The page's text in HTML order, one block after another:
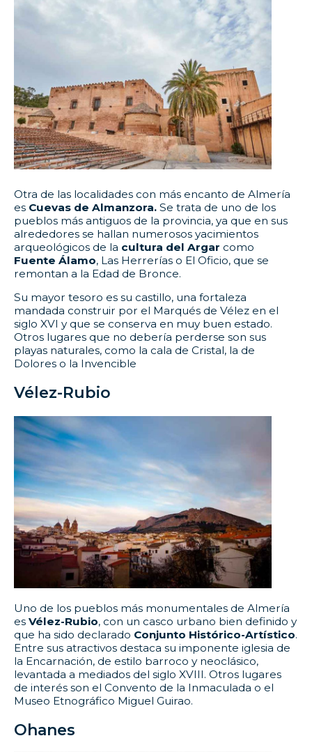
Otra de las localidades con más encanto de Almería
es Cuevas de Almanzora. Se trata de uno de los
pueblos más antiguos de la provincia, ya que en sus
alrededores se hallan numerosos yacimientos
arqueológicos de la cultura del Argar como
Fuente Álamo, Las Herrerías o El Oficio, que se
remontan a la Edad de Bronce.
Su mayor tesoro es su castillo, una fortaleza
mandada construir por el Marqués de Vélez en el
siglo XVI y que se conserva en muy buen estado.
Otros lugares que no debería perderse son sus
playas naturales, como la cala de Cristal, la de
Dolores o la Invencible
Vélez-Rubio
Uno de los pueblos más monumentales de Almería
es Vélez-Rubio, con un casco urbano bien definido y
que ha sido declarado Conjunto Histórico-Artístico.
Entre sus atractivos destaca su imponente iglesia de
la Encarnación, de estilo barroco y neoclásico,
levantada a mediados del siglo XVIII. Otros lugares
de interés son el Convento de la Inmaculada o el
Museo Etnográfico Miguel Guirao.
Ohanes